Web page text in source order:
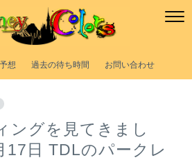
想 過去の待ち時間 お問い合わせ
ングを見てきまし
17日 TDLのパークレ